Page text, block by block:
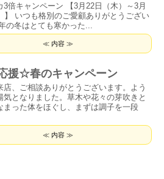
3倍キャンペーン 【3月22日（木）～3月
】 いつも格別のご愛顧ありがとうござい
の冬はとても寒かった...
≪ 内容 ≫
援☆春のキャンペーン
店、ご相談ありがとうございます。よう
気となりました。草木や花々の芽吹きと
まった体をほぐし、まずは調子を一段
≪ 内容 ≫